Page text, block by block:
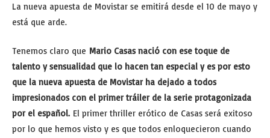
La nueva apuesta de Movistar se emitirá desde el 10 de mayo y
está que arde.
Tenemos claro que Mario Casas nació con ese toque de
talento y sensualidad que lo hacen tan especial y es por esto
que la nueva apuesta de Movistar ha dejado a todos
impresionados con el primer tráiler de la serie protagonizada
por el español. El primer thriller erótico de Casas será exitoso
por lo que hemos visto y es que todos enloquecieron cuando